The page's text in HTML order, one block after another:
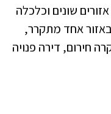
שונים וכלכלה
אחד מתקרר,
חירום, דירה פנויה